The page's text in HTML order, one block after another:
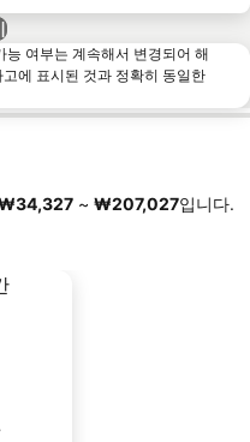
여부는 계속해서 변경되어 해
에 표시된 것과 정확히 동일한
~ ‎₩207,027입니다.